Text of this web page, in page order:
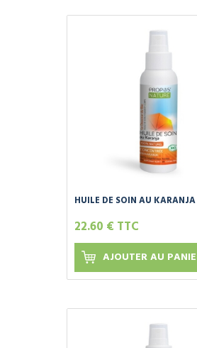
HUILE DE SOIN AU
22.60 € TTC
AJOUTER AU